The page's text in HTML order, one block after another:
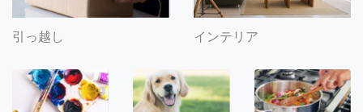
引っ越し インテリア